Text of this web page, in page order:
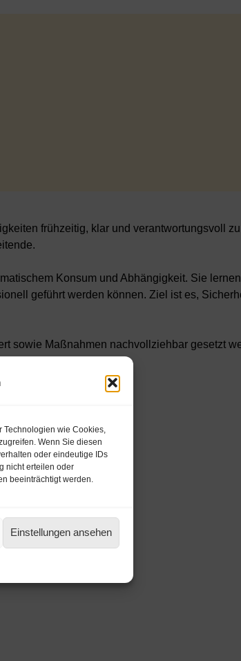
wie Cookies,
Wenn Sie diesen
oder eindeutige IDs
nicht erteilen oder
beeinträchtigt werden.
Einstellungen ansehen
frühzeitig, klar und verantwortungsvoll
Konsum und Abhängigkeit. Sie
geführt werden können. Ziel ist es,
sowie Maßnahmen nachvollziehbar gesetzt
können.